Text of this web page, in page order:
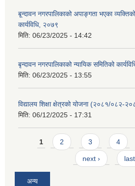
बृ्न्दावन नगरपालिकाको अपाङ्गता भएका
कार्यविधि, २०७९
मिति: 06/23/2025 - 14:42
बृन्दावन नगरपालिकाको न्यायिक समितिको
मिति: 06/23/2025 - 13:55
विद्यालय शिक्षा क्षेत्रको योजना (२०८१/०८२-
मिति: 06/12/2025 - 17:31
Pages
1 2 3 4
next ›
अन्य